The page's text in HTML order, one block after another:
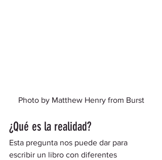
Photo by Matthew Henry from Burst
¿Qué es la realidad?
Esta pregunta nos puede dar para
escribir un libro con diferentes